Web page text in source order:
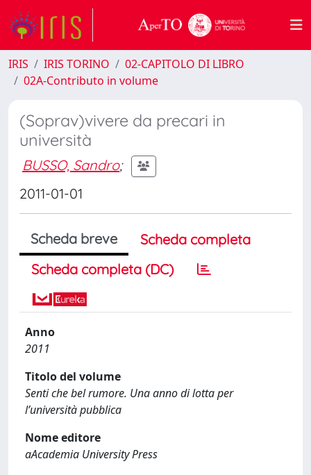
IRIS IRIS TORINO
02-CAPITOLO DI LIBRO
02A-Contributo in volume
(Soprav)vivere da precari in
università
BUSSO, Sandro;
2011-01-01
Scheda breve
Scheda completa
Scheda completa (DC)
Anno
2011
Titolo del volume
Senti che bel rumore. Una anno di lotta per
l’università pubblica
Nome editore
aAcademia University Press